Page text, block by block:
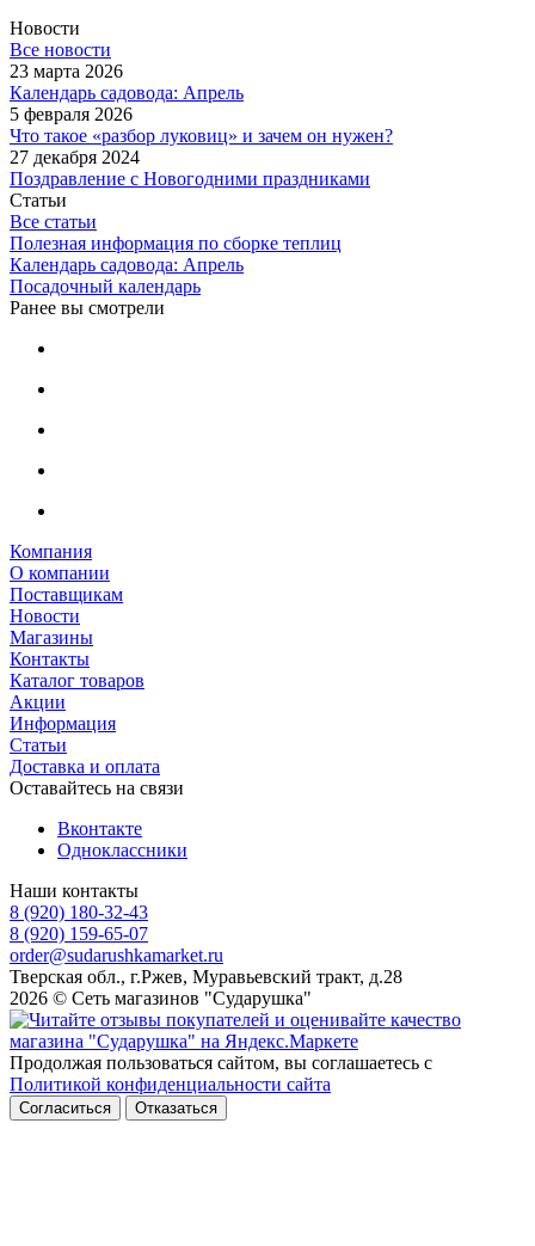
Новости
Все новости
23 марта 2026
Календарь садовода: Апрель
5 февраля 2026
Что такое «разбор луковиц» и зачем он нужен?
27 декабря 2024
Поздравление с Новогодними праздниками
Статьи
Все статьи
Полезная информация по сборке теплиц
Календарь садовода: Апрель
Посадочный календарь
Ранее вы смотрели
Компания
О компании
Поставщикам
Новости
Магазины
Контакты
Каталог товаров
Акции
Информация
Статьи
Доставка и оплата
Оставайтесь на связи
Вконтакте
Одноклассники
Наши контакты
8 (920) 180-32-43
8 (920) 159-65-07
order@sudarushkamarket.ru
Тверская обл., г.Ржев, Муравьевский тракт, д.28
2026 © Сеть магазинов "Сударушка"
Продолжая пользоваться сайтом, вы соглашаетесь с
Политикой конфиденциальности сайта
Согласиться Отказаться